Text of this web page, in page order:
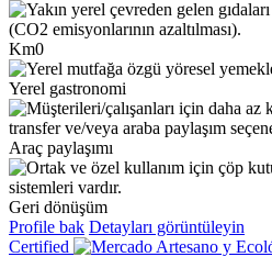
Km0
Yerel gastronomi
Araç paylaşımı
Geri dönüşüm
Profile bak Detayları görüntüleyin
Certified